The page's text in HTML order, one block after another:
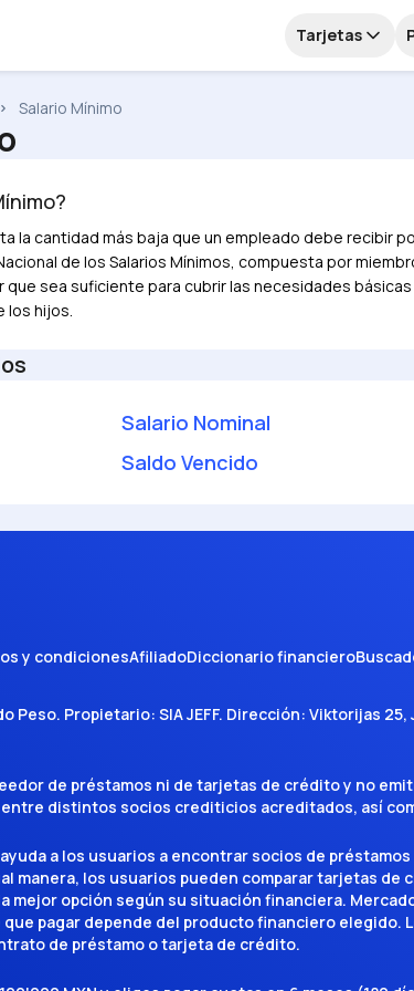
Tarjetas
Salario Mínimo
?
la cantidad más baja que un empleado debe recibir
de los Salarios Mínimos, compuesta por
sea suficiente para cubrir las necesidades
los hijos.
Salario Nominal
Saldo Vencido
y condicionesAfiliadoDiccionario financiero
Peso. Propietario: SIA JEFF. Dirección: Viktorijas 25,
de préstamos ni de tarjetas de crédito y no
distintos socios crediticios acreditados, así
a los usuarios a encontrar socios de
manera, los usuarios pueden comparar tarjetas
mejor opción según su situación financiera.
pagar depende del producto financiero elegido.
de préstamo o tarjeta de crédito.